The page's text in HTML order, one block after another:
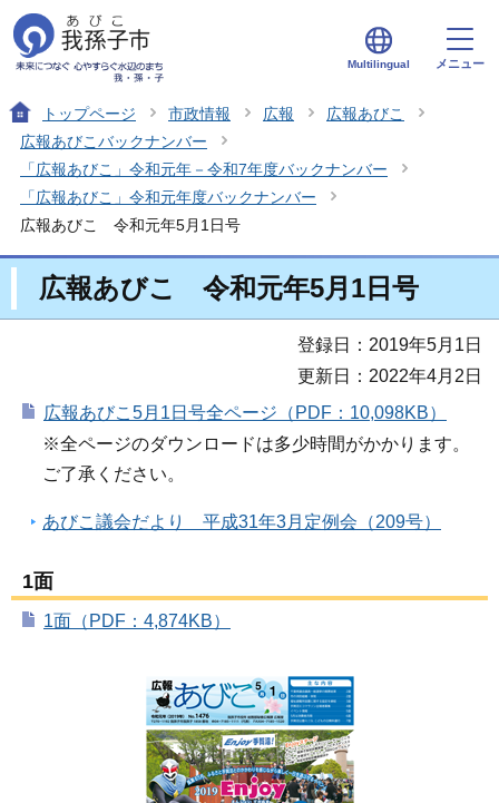
Multilingual メニュー
トップページ 市政情報 広報
広報あびこ
広報あびこバックナンバー
「広報あびこ」令和元年－令和7年度バックナンバー
「広報あびこ」令和元年度バックナンバー
広報あびこ 令和元年5月1日号
広報あびこ 令和元年5月1日号
登録日：2019年5月1日
更新日：2022年4月2日
広報あびこ5月1日号全ページ（PDF：10,098KB）
※全ページのダウンロードは多少時間がかかります。
ご了承ください。
あびこ議会だより 平成31年3月定例会（209号）
1面
1面（PDF：4,874KB）